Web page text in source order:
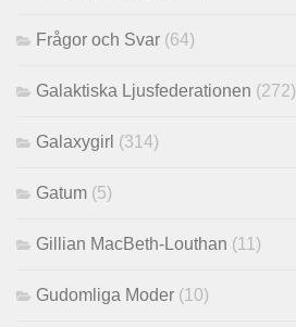
Frågor och Svar (64)
Galaktiska Ljusfederationen (272)
Galaxygirl (314)
Gatum (5)
Gillian MacBeth-Louthan (11)
Gudomliga Moder (10)